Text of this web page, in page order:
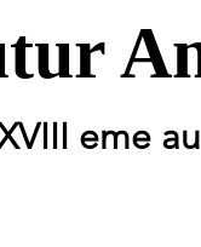
eme